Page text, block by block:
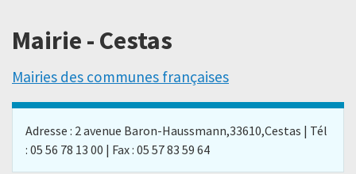
Mairie - Cestas
Mairies des communes françaises
Adresse : 2 avenue Baron-Haussmann,33610,Cestas | Tél
: 05 56 78 13 00 | Fax : 05 57 83 59 64